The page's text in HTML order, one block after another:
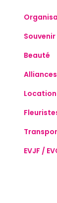
Souvenir
Beauté
Location
EVJF /